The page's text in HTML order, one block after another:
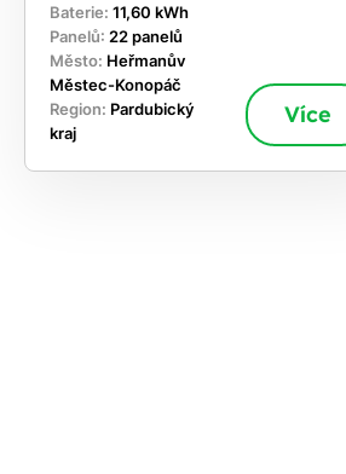
Baterie: 11,60 kWh
Panelů: 22 panelů
Město: Heřmanův
Městec-Konopáč
Region: Pardubický
kraj
Více